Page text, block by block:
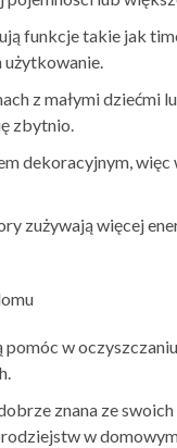
funkcje takie jak
użytkowanie.
z małymi
zbytnio.
dekoracyjnym,
zużywają więcej
w
znana ze
w